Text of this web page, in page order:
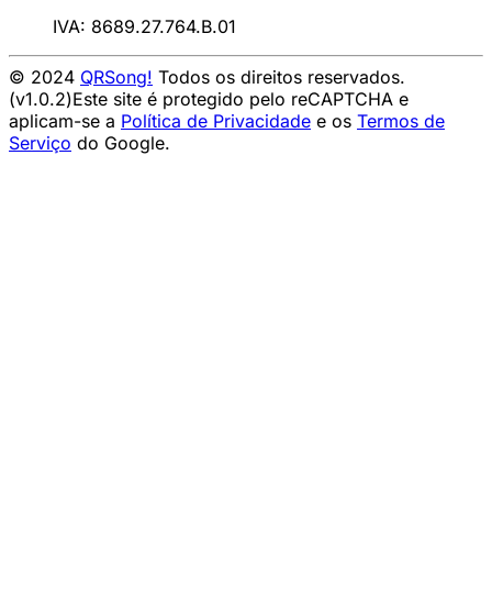
IVA: 8689.27.764.B.01
© 2024 QRSong! Todos os direitos reservados.
(v1.0.2)Este site é protegido pelo reCAPTCHA e
aplicam-se a Política de Privacidade e os Termos de
Serviço do Google.